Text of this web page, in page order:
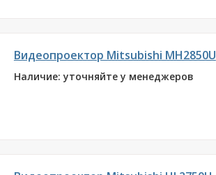
Видеопроектор Mitsubishi MH2850U
Наличие: уточняйте у менеджеров